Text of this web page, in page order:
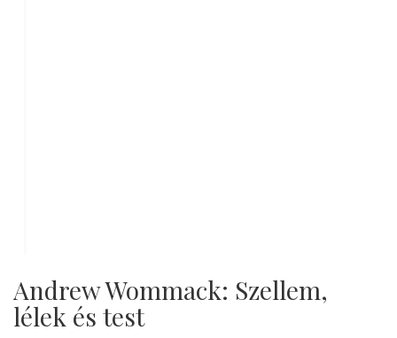
Andrew Wommack: Szellem,
lélek és test